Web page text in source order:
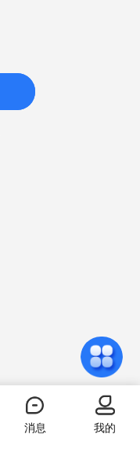
消息 我的